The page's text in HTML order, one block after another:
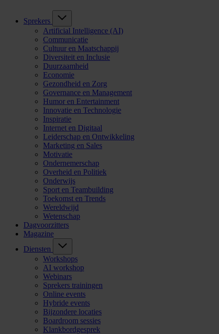
Sprekers
Artificial Intelligence (AI)
Communicatie
Cultuur en Maatschappij
Diversiteit en Inclusie
Duurzaamheid
Economie
Gezondheid en Zorg
Governance en Management
Humor en Entertainment
Innovatie en Technologie
Inspiratie
Internet en Digitaal
Leiderschap en Ontwikkeling
Marketing en Sales
Motivatie
Ondernemerschap
Overheid en Politiek
Onderwijs
Sport en Teambuilding
Toekomst en Trends
Wereldwijd
Wetenschap
Dagvoorzitters
Magazine
Diensten
Workshops
AI workshop
Webinars
Sprekers trainingen
Online events
Hybride events
Bijzondere locaties
Boardroom sessies
Klankbordgesprek